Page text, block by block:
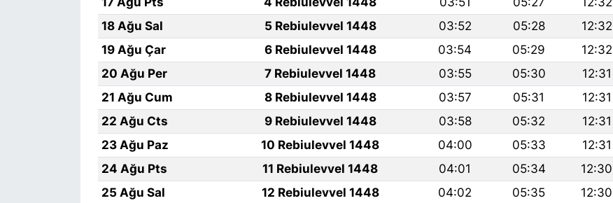
18 Ağu Sal
5 Rebiulevvel 1448 03:52 05:28 12:32
19 Ağu Çar
6 Rebiulevvel 1448 03:54 05:29 12:32
20 Ağu Per
7 Rebiulevvel 1448 03:55 05:30 12:31
21 Ağu Cum
8 Rebiulevvel 1448 03:57 05:31 12:31
22 Ağu Cts
9 Rebiulevvel 1448 03:58 05:32 12:31
23 Ağu Paz
10 Rebiulevvel 1448 04:00 05:33 12:31
24 Ağu Pts
11 Rebiulevvel 1448 04:01 05:34 12:30
25 Ağu Sal
12 Rebiulevvel 1448 04:02 05:35 12:30